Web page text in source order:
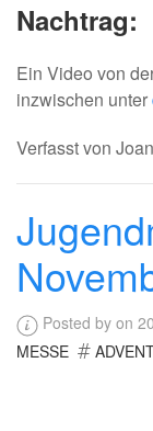
Nachtrag:
Ein Video von
inzwischen unter
Verfasst von
Posted by on
MESSE